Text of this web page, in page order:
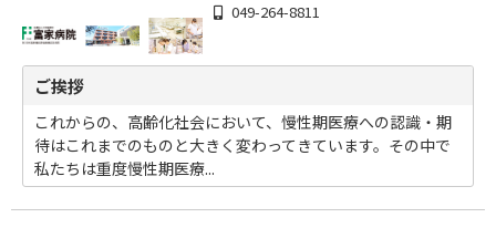
049-264-8811
ご挨拶
これからの、高齢化社会において、慢性期医療への認識・期
待はこれまでのものと大きく変わってきています。その中で
私たちは重度慢性期医療...